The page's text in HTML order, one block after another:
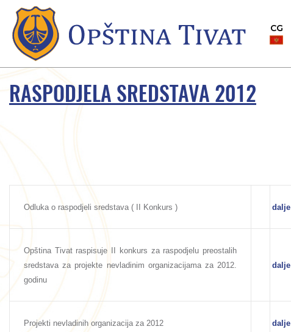
CG
RASPODJELA SREDSTAVA 2012
Odluka o raspodjeli sredstava ( II Konkurs ) dalje
Opština Tivat raspisuje II konkurs za raspodjelu preostalih
sredstava za projekte nevladinim organizacijama za 2012.
godinu
dalje
Projekti nevladinih organizacija za 2012 dalje